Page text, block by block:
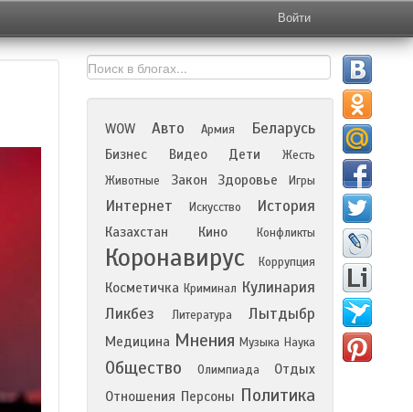
Войти
WOW Авто Армия Беларусь
Бизнес Видео Дети
Жесть
Животные
Закон Здоровье Игры
Интернет Искусство История
Казахстан Кино Конфликты
Коронавирус Коррупция
Косметичка Криминал Кулинария
Ликбез
Литература Лытдыбр
Медицина Мнения Музыка Наука
Общество Олимпиада
Отдых
Отношения Персоны Политика